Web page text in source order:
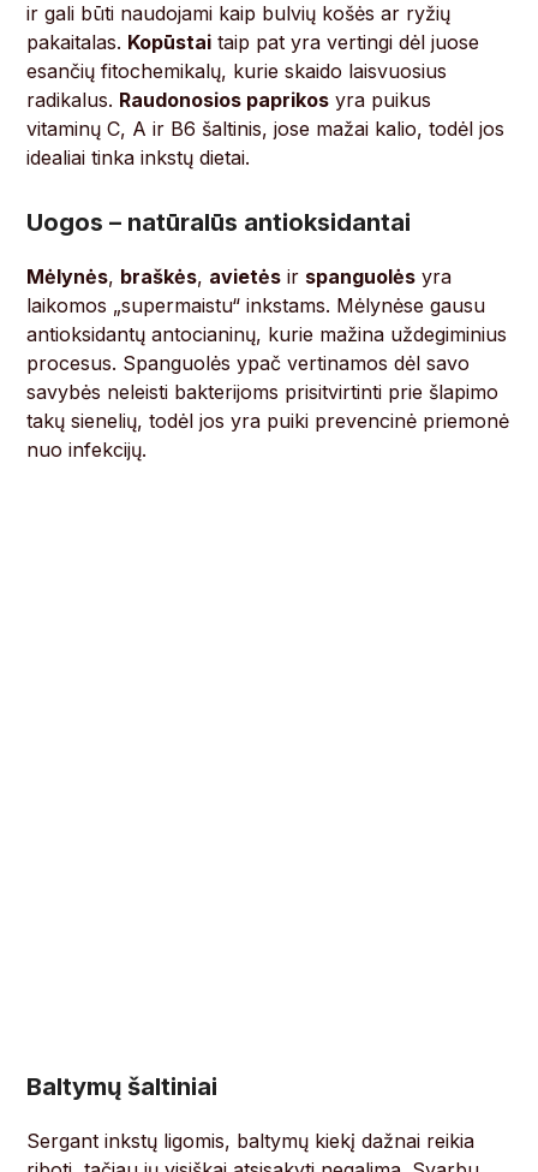
ir gali būti naudojami kaip bulvių košės ar ryžių
pakaitalas. Kopūstai taip pat yra vertingi dėl juose
esančių fitochemikalų, kurie skaido laisvuosius
radikalus. Raudonosios paprikos yra puikus
vitaminų C, A ir B6 šaltinis, jose mažai kalio, todėl jos
idealiai tinka inkstų dietai.
Uogos – natūralūs antioksidantai
Mėlynės, braškės, avietės ir spanguolės yra
laikomos „supermaistu“ inkstams. Mėlynėse gausu
antioksidantų antocianinų, kurie mažina uždegiminius
procesus. Spanguolės ypač vertinamos dėl savo
savybės neleisti bakterijoms prisitvirtinti prie šlapimo
takų sienelių, todėl jos yra puiki prevencinė priemonė
nuo infekcijų.
Baltymų šaltiniai
Sergant inkstų ligomis, baltymų kiekį dažnai reikia